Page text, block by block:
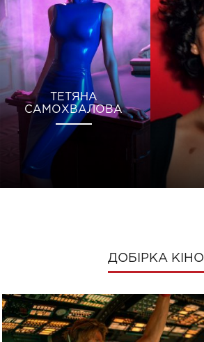
ТЕТЯНА
САМОХВАЛОВА
ДОБІРКА КІНО